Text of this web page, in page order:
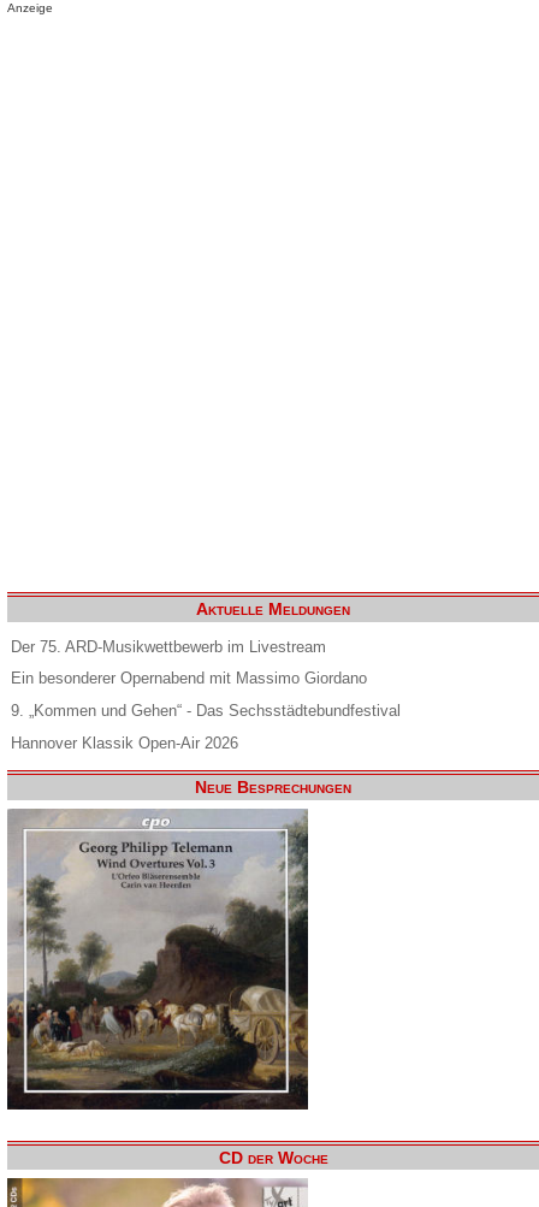
Anzeige
Aktuelle Meldungen
Der 75. ARD-Musikwettbewerb im Livestream
Ein besonderer Opernabend mit Massimo Giordano
9. „Kommen und Gehen“ - Das Sechsstädtebundfestival
Hannover Klassik Open-Air 2026
Neue Besprechungen
CD der Woche